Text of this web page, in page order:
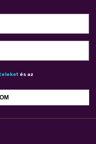
és az